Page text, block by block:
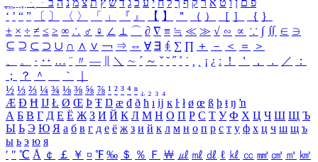
ִֶֹ ֻּ ׁׂ פ ם ן ו ט א ר ק ף ך ל ח י ע כ ג ד ש ץ ת צ מ נ ה ב
‘ ’ “ ” 〔 〕 〈 〉 「 」 『 』 【 】 ＂ （ ） ［ ］ ｛ ｝
± × ÷ ≠ ≤ ≥ ∞ ∴ ♂ ♀ ∠ ⊥ ⌒ ∂ ∇ ≡ ≒ ≪ ≫ √ ∽ ∝ ∵ ∫ ∬ ∈ ∋
⊆ ⊇ ⊂ ⊃ ∪ ∩ ∧ ∨ ￢ ⇒ ⇔ ∀ ∃ ∮ ∑ ∏ ＋ － ＜ ＝
＞
、
。 · ‥ … ¨ 〃 ― ＼ ∼ ´ ～ ˇ ˘ ˝ ˚ ˙ ¸ ¡ ¿ ː ！ ＇ ， ． ／
：
；
？ ＾ ｀
½ ⅓ ⅔ ¼ ¾ ⅛ ⅜ ⅝ ⅞ ¹ ² ³ ⁴ ⁿ ₁ ₂ ₃ ₄
Æ Ð Ħ Ĳ Ł Ø Œ Þ Ŧ Ŋ æ đ ð ħ ı ĳ ĸ ŀ ł ø œ ß þ ŧ ŋ ŉ
А Б В Г Д Е Ё Ж З И Й К Л М Н О П Р С Т У Ф Х Ц Ч Ш Щ Ъ
Ы Ь Э Ю Я а б в г д е ё ж з и й к л м н о п р с т у ф х ц ч ш щ ъ
ы ь э ю я
′ ″ ℃ Å ￠ ￡ ￥ ¤ ℉ ‰ ＄ ％ Ｆ ￦ ㎕ ㎖ ㎗ ℓ ㎘ ㏄ ㎣ ㎤ ㎥ ㎦